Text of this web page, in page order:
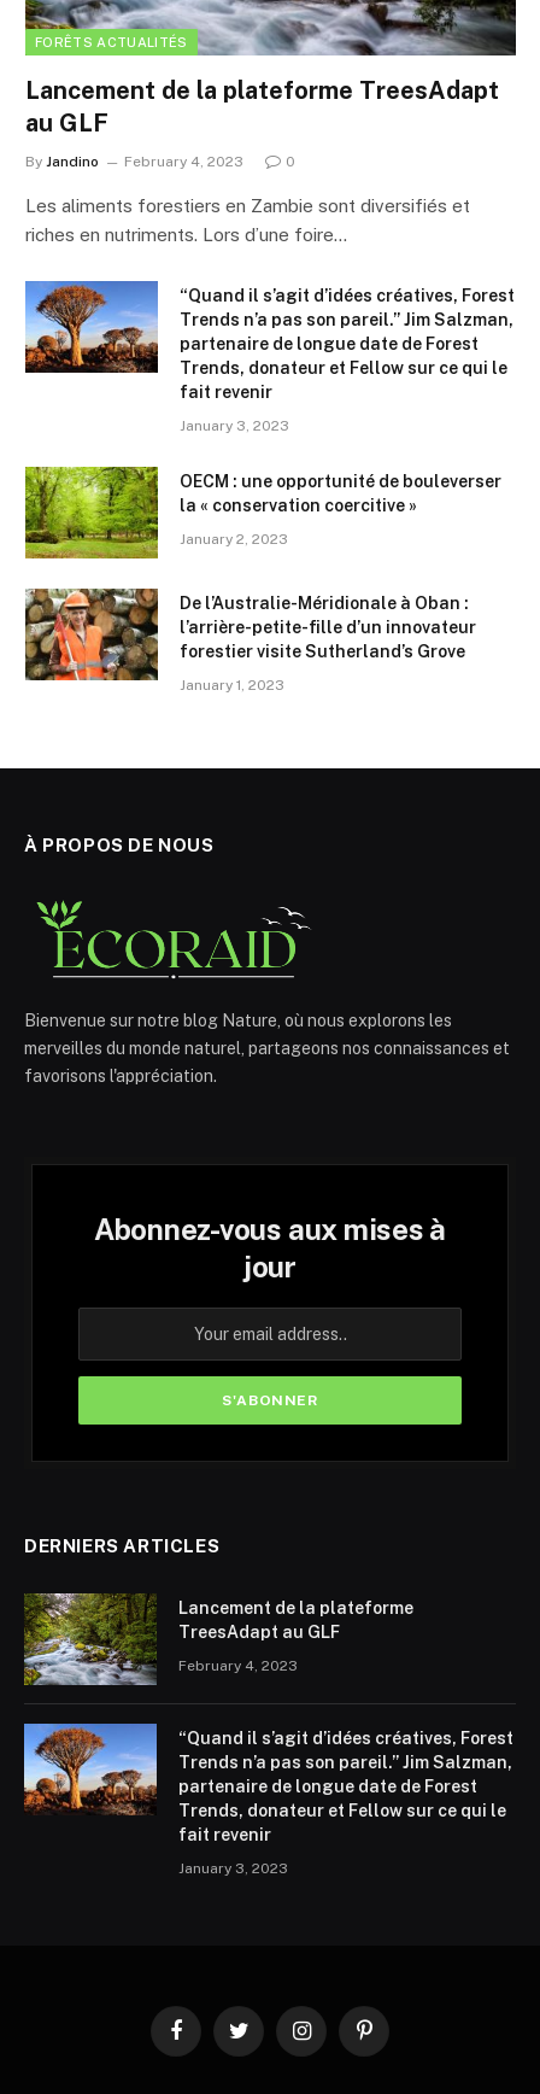
FORÊTS ACTUALITÉS
Lancement de la plateforme TreesAdapt
au GLF
By Jandino February 4, 2023 0
Les aliments forestiers en Zambie sont diversifiés et
riches en nutriments. Lors d’une foire…
“Quand il s’agit d’idées créatives, Forest
Trends n’a pas son pareil.” Jim Salzman,
partenaire de longue date de Forest
Trends, donateur et Fellow sur ce qui le
fait revenir
January 3, 2023
OECM : une opportunité de bouleverser
la « conservation coercitive »
January 2, 2023
De l’Australie-Méridionale à Oban :
l’arrière-petite-fille d’un innovateur
forestier visite Sutherland’s Grove
January 1, 2023
À PROPOS DE NOUS
Bienvenue sur notre blog Nature, où nous explorons les
merveilles du monde naturel, partageons nos connaissances et
favorisons l'appréciation.
Abonnez-vous aux mises à
jour
DERNIERS ARTICLES
Lancement de la plateforme
TreesAdapt au GLF
February 4, 2023
“Quand il s’agit d’idées créatives, Forest
Trends n’a pas son pareil.” Jim Salzman,
partenaire de longue date de Forest
Trends, donateur et Fellow sur ce qui le
fait revenir
January 3, 2023
FacebookTwitter InstagramPinterest